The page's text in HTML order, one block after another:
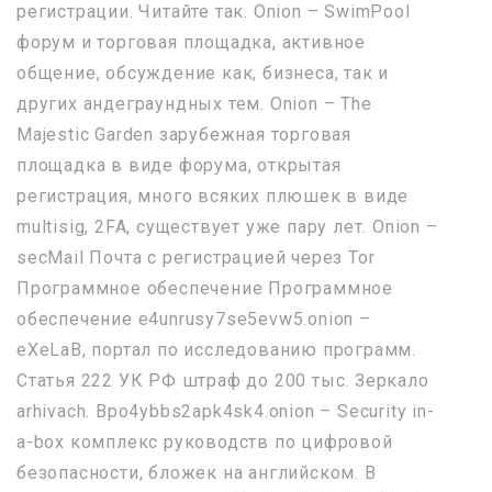
регистрации. Читайте так. Onion – SwimPool
форум и торговая площадка, активное
общение, обсуждение как, бизнеса, так и
других андеграундных тем. Onion – The
Majestic Garden зарубежная торговая
площадка в виде форума, открытая
регистрация, много всяких плюшек в виде
multisig, 2FA, существует уже пару лет. Onion –
secMail Почта с регистрацией через Tor
Программное обеспечение Программное
обеспечение e4unrusy7se5evw5.onion –
eXeLaB, портал по исследованию программ.
Статья 222 УК РФ штраф до 200 тыс. Зеркало
arhivach. Bpo4ybbs2apk4sk4.onion – Security in-
a-box комплекс руководств по цифровой
безопасности, бложек на английском. В